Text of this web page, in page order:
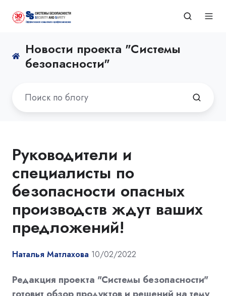
Новости проекта "Системы
безопасности"
Руководители и
специалисты по
безопасности опасных
производств ждут ваших
предложений!
Наталья Матлахова 10/02/2022
Редакция проекта "Системы безопасности"